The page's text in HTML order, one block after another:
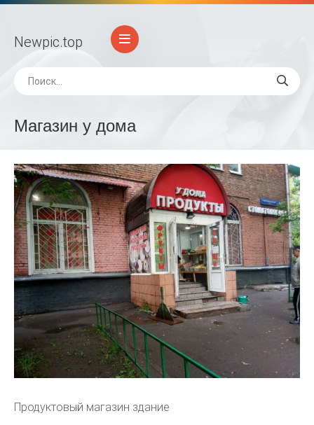
Newpic.top
Магазин у дома
Продуктовый магазин здание